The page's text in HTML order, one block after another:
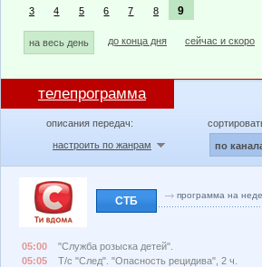
3 4 5 6 7 8 9
на весь день до конца дня сейчас и скоро
телепрограмма
описания передач:
настроить по жанрам
по
СТБ программа на
05:00
"Служба розыска детей".
05:05
Т/с "След". "Опасность рецидива", 2 ч.